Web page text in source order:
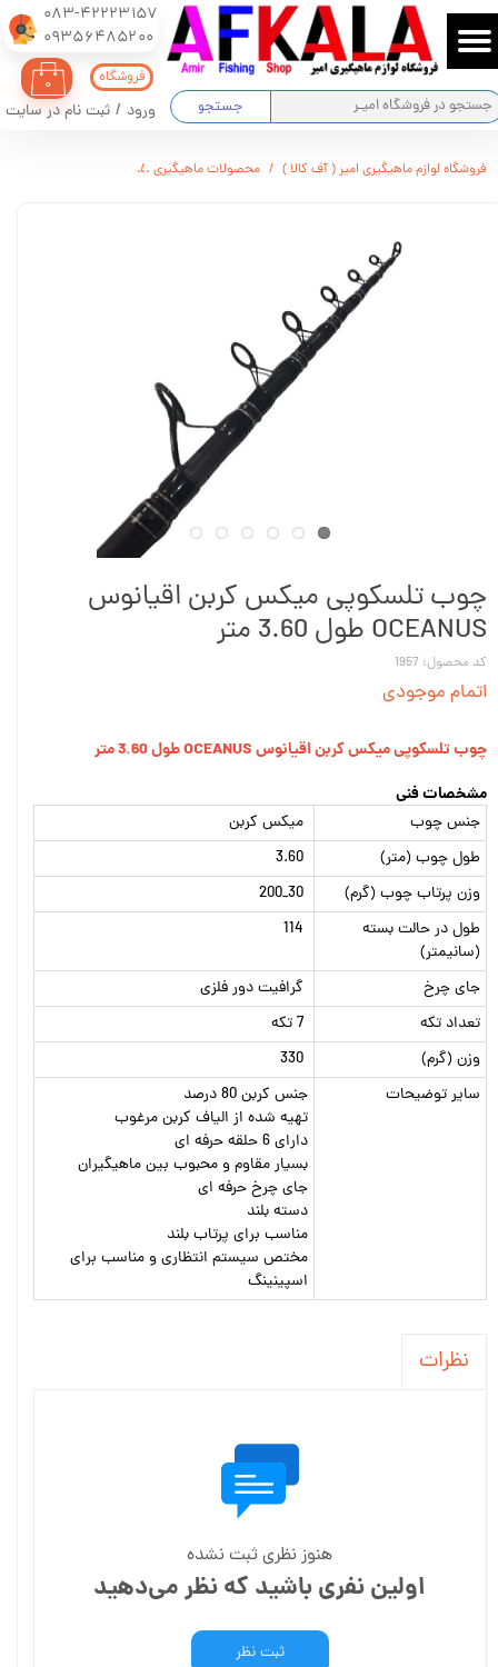
083-42223157
​​​​​​​09356485200
جستجو
۰
ورود / ثبت نام در سایت
حساب کاربری من
تغییر گذر واژه
فروشگاه
فروشگاه لوازم ماهیگیری امیر ( آف کالا ) محصولات ماهیگیری
چوب تلسکوپی میکس کربن اقیانوس
OCEANUS طول 3.60 متر
کد محصول: 1957
اتمام موجودی
چوب تلسکوپی میکس کربن اقیانوس OCEANUS طول 3.60 متر
مشخصات فنی
جنس چوب
میکس کربن
طول چوب (متر)
وزن پرتاب چوب (گرم)
طول در حالت بسته
(سانیمتر)
جای چرخ
گرافیت دور فلزی
تعداد تکه
وزن (گرم)
سایر توضیحات
جنس کربن 80 درصد
تهیه شده از الیاف کربن مرغوب
دارای 6 حلقه حرفه ای
بسیار مقاوم و محبوب بین ماهیگیران
جای چرخ حرفه ای
دسته بلند
مناسب برای پرتاب بلند
مختص سیستم انتظاری و مناسب برای
اسپینینگ
نظرات
هنوز نظری ثبت نشده
اولین نفری باشید که نظر می‌دهید
ثبت نظر